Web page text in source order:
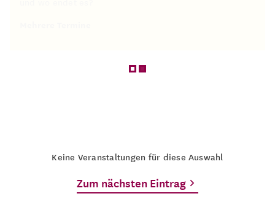
Keine Veranstaltungen für diese Auswahl
Zum nächsten Eintrag